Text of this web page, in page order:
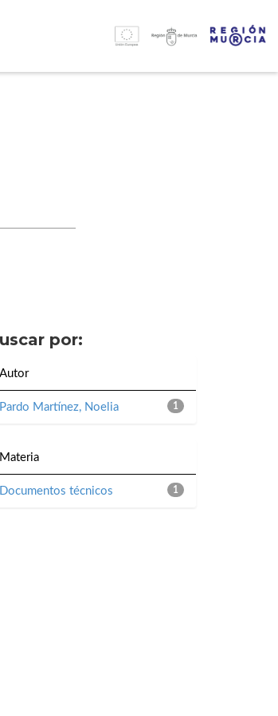
por:
Autor
1
Pardo Martínez, Noelia
Materia
1
Documentos técnicos